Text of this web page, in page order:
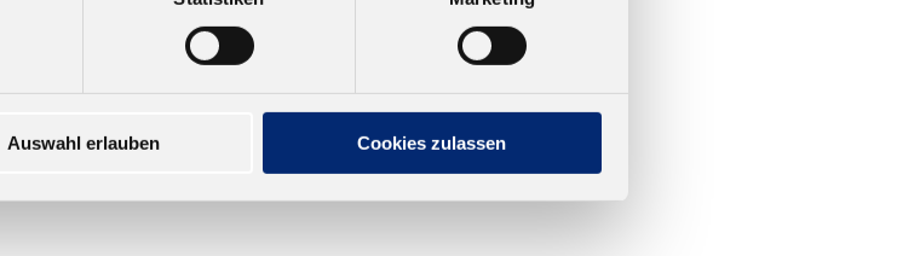
Auswahl erlauben Cookies zulassen